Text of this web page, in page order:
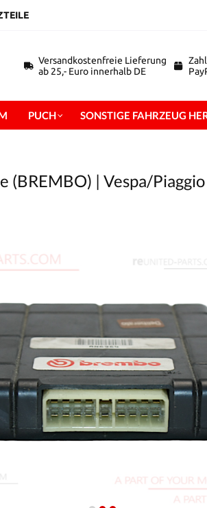
Versandkostenfreie Lieferung
ab 25,- Euro innerhalb DE
PUCH SONSTIGE FAHRZEUG
(BREMBO) | Vespa/